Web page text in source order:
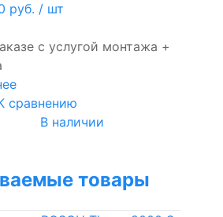
руб. / шт
с услугой монтажа +
сравнению
В наличии
товары